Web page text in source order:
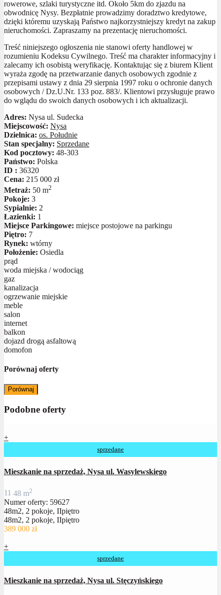
rowerowe, szlaki turystyczne itd. Około 5km do zjazdu na
obwodnicę Nysy. Bezpłatnie prowadzimy doradztwo kredytowe,
dzięki któremu uzyskają Państwo najkorzystniejszy kredyt na zakup
nieruchomości. Zapraszamy na prezentację nieruchomości.
Treść niniejszego ogłoszenia nie stanowi oferty handlowej w
rozumieniu Kodeksu Cywilnego. Treść ma charakter informacyjny i
zalecamy ich osobistą weryfikację. Kontaktując się z biurem Klient
wyraża zgodę na przetwarzanie danych osobowych zgodnie z
przepisami ustawy z dnia 29 sierpnia 1997 roku o ochronie danych
osobowych / Dz.U.Nr. 133 poz. 883/. Klientowi przysługuje prawo
do wglądu do swoich danych osobowych i ich aktualizacji.
Adres: Nysa ul. Sudecka
Miejscowość: Nysa
Dzielnica: os. Południe
Stan specjalny: Sprzedane
Kod pocztowy: 48-303
Państwo: Polska
ID : 36320
Cena: 215 000 zł
Metraż: 50 m2
Pokoje: 3
Sypialnie: 2
Łazienki: 1
Miejsce Parkingowe: miejsce postojowe na parkingu
Piętro: 7
Rynek: wtórny
Położenie: Osiedla
prąd
woda miejska / wodociąg
gaz
kanalizacja
ogrzewanie miejskie
meble
salon
internet
balkon
dojazd drogą asfaltową
domofon
Porównaj oferty
Porównaj
Podobne oferty
+
sprzedane
Mieszkanie na sprzedaż, Nysa ul. Wasylewskiego
11 48 m2
Numer oferty: 59627
48m2, 2 pokoje, IIpiętro
48m2, 2 pokoje, IIpiętro
389 000 zł
+
sprzedane
Mieszkanie na sprzedaż, Nysa ul. Stęczyńskiego